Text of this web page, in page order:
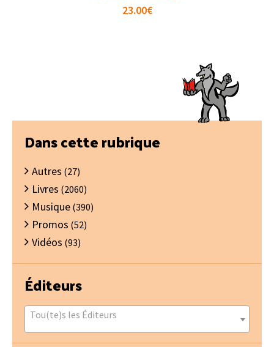
23.00€
Barre
latérale
principale
Dans cette rubrique
Autres (27)
Livres (2060)
Musique (390)
Promos (52)
Vidéos (93)
Éditeurs
Tou(te)s les Éditeurs